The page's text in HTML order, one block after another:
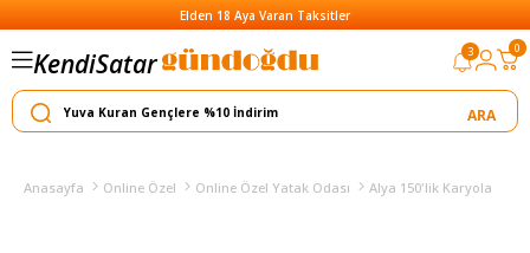
Elden 18 Aya Varan Taksitler
KendiSatar
Yapar
3 0
Anasayfa Online Özel Online Özel Yatak Odası Alya 150'lik Karyola